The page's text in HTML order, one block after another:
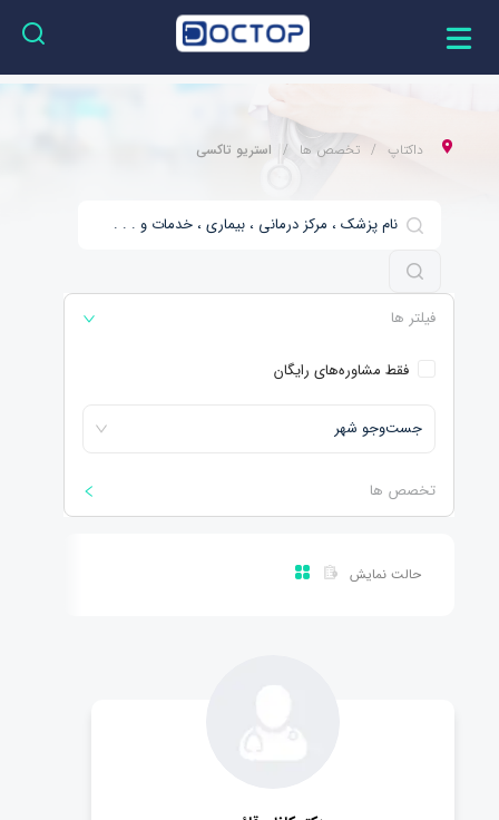
داکتاپ تخصص ها استریو تاکسی
فیلتر ها
فقط مشاوره‌های رایگان
جست‌و‌جو شهر
تخصص ها
حالت نمایش